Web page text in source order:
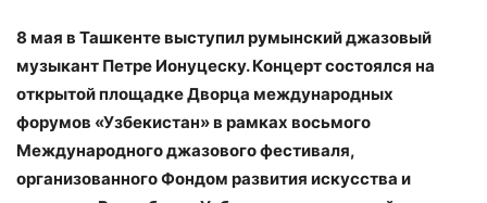
8 мая в Ташкенте выступил румынский джазовый
музыкант Петре Ионуцеску. Концерт состоялся на
открытой площадке Дворца международных
форумов «Узбекистан» в рамках восьмого
Международного джазового фестиваля,
организованного Фондом развития искусства и